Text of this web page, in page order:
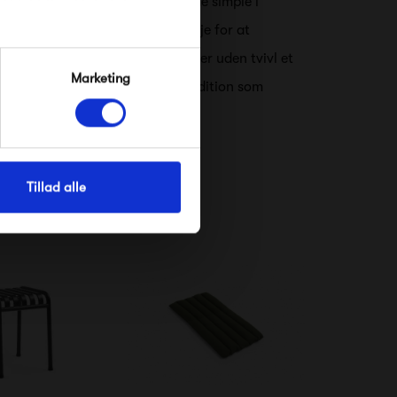
Marketing
Tillad alle
banalt. Hos HAY har man øje for at
linjer og geniale finesser. HAY er uden tvivl et
den skandinaviske design tradition som